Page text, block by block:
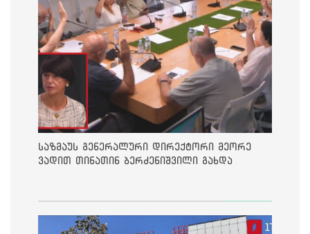
საზმაუს გენერალური დირექტორი მეორე
ვადით თინათინ ბერძენიშვილი გახდა